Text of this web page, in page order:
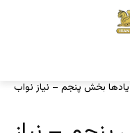
یادها بخش پنجم – نیاز نواب